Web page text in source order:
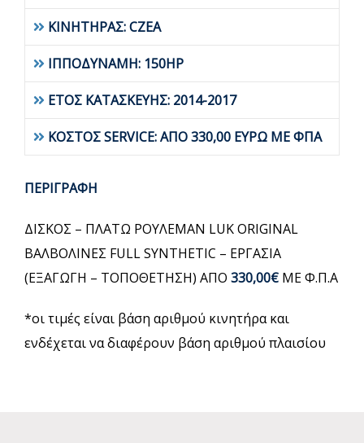
ΚΙΝΗΤΗΡΑΣ: CZEA
ΙΠΠΟΔΥΝΑΜΗ: 150HP
ΕΤΟΣ ΚΑΤΑΣΚΕΥΗΣ: 2014-2017
ΚΟΣΤΟΣ SERVICE: ΑΠΟ 330,00 ΕΥΡΩ ΜΕ ΦΠΑ
ΠΕΡΙΓΡΑΦΗ
ΔΙΣΚΟΣ – ΠΛΑΤΩ ΡΟΥΛΕΜΑΝ LUK ORIGINAL
ΒΑΛΒΟΛΙΝΕΣ FULL SYNTHETIC – ΕΡΓΑΣΙΑ
(ΕΞΑΓΩΓΗ – ΤΟΠΟΘΕΤΗΣΗ) ΑΠΟ 330,00€ ΜΕ Φ.Π.Α
*οι τιμές είναι βάση αριθμού κινητήρα και
ενδέχεται να διαφέρουν βάση αριθμού πλαισίου